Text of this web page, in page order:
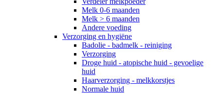
Melk 0-6 maanden
Melk > 6 maanden
Andere voeding
Verzorging en hygiëne
Badolie - badmelk - reiniging
Verzorging
Droge huid - atopische huid - gevoelige
huid
Haarverzorging - melkkorstjes
Normale huid